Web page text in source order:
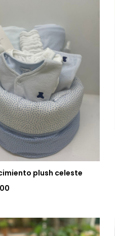
plush celeste